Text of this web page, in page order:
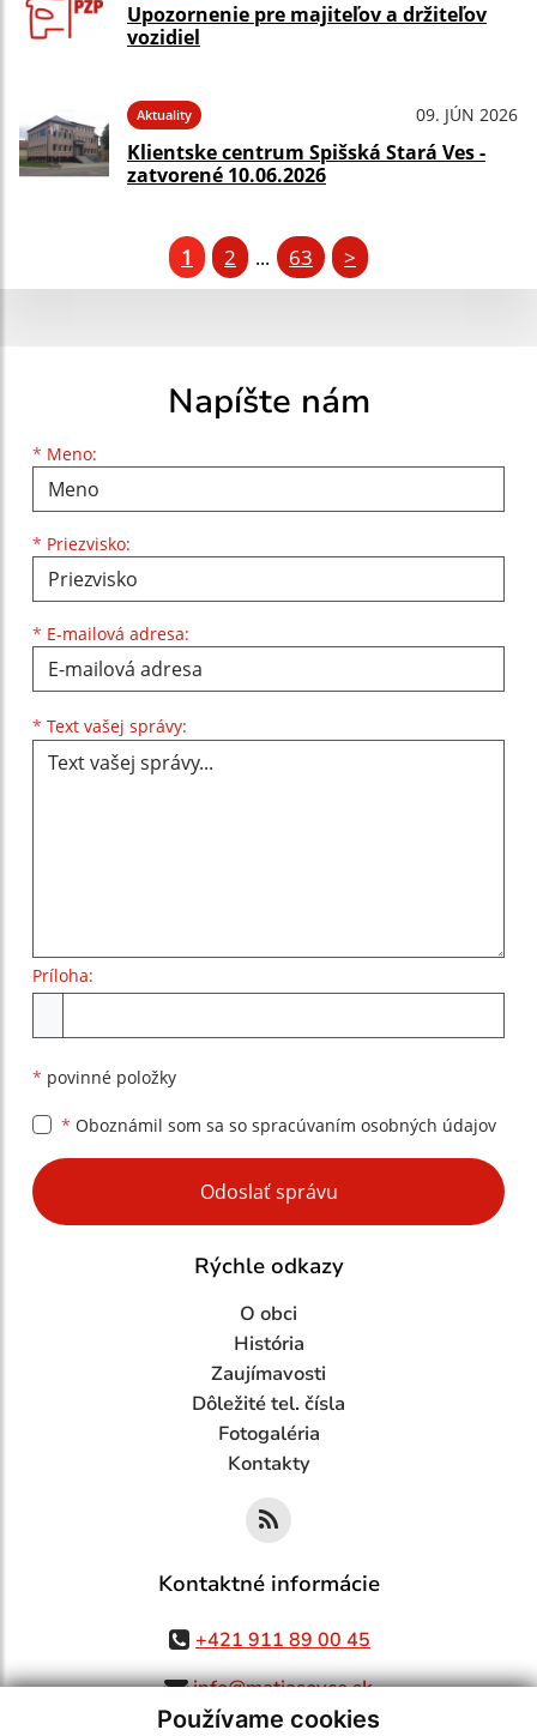
Používame cookies
Upozornenie pre majiteľov a držiteľov
vozidiel
Aktuality 09. JÚN 2026
Klientske centrum Spišská Stará Ves -
zatvorené 10.06.2026
1 2 ... 63 >
Napíšte nám
* Meno:
Meno
* Priezvisko:
Priezvisko
* E-mailová adresa:
E-mailová adresa
* Text vašej správy:
Príloha:
* povinné položky
* Oboznámil som sa so spracúvaním osobných údajov
Google reCaptcha Response
Odoslať správu
Rýchle odkazy
O obci
História
Zaujímavosti
Dôležité tel. čísla
Fotogaléria
Kontakty
Kontaktné informácie
+421 911 89 00 45
info@matiasovce.sk